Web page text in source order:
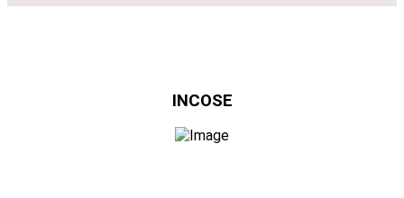
INCOSE